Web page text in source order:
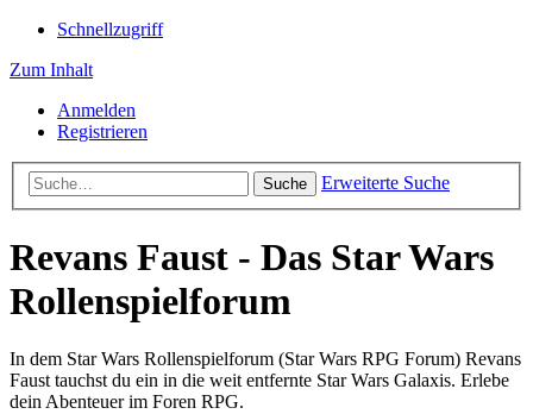
Schnellzugriff
Zum Inhalt
Anmelden
Registrieren
Suche Erweiterte Suche
Revans Faust - Das Star Wars
Rollenspielforum
In dem Star Wars Rollenspielforum (Star Wars RPG Forum) Revans
Faust tauchst du ein in die weit entfernte Star Wars Galaxis. Erlebe
dein Abenteuer im Foren RPG.